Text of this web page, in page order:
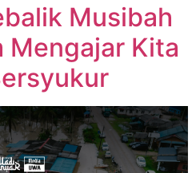
Musibah
Mengajar Kita